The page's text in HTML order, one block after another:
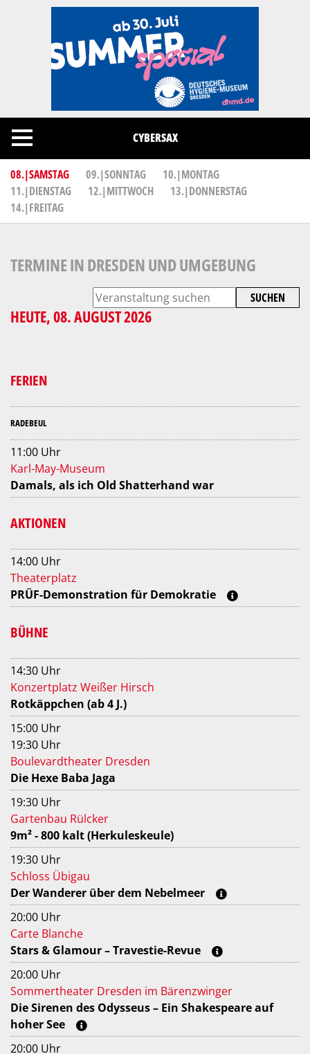
CYBERSAX
08.|SAMSTAG 09.|SONNTAG
10.|MONTAG
11.|DIENSTAG
12.|MITTWOCH
13.|DONNERSTAG
14.|FREITAG
TERMINE IN DRESDEN UND UMGEBUNG
SUCHEN
HEUTE, 08. AUGUST 2026
FERIEN
RADEBEUL
11:00 Uhr
Karl-May-Museum
Damals, als ich Old Shatterhand war
AKTIONEN
14:00 Uhr
Theaterplatz
PRÜF-Demonstration für Demokratie
BÜHNE
14:30 Uhr
Konzertplatz Weißer Hirsch
Rotkäppchen (ab 4 J.)
15:00 Uhr
19:30 Uhr
Boulevardtheater Dresden
Die Hexe Baba Jaga
19:30 Uhr
Gartenbau Rülcker
9m² - 800 kalt (Herkuleskeule)
19:30 Uhr
Schloss Übigau
Der Wanderer über dem Nebelmeer
20:00 Uhr
Carte Blanche
Stars & Glamour – Travestie-Revue
20:00 Uhr
Sommertheater Dresden im Bärenzwinger
Die Sirenen des Odysseus – Ein Shakespeare auf
hoher See
20:00 Uhr
Cookies management panel